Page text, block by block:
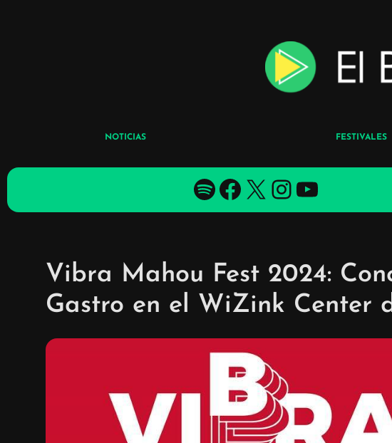
NOTICIAS FESTIVALES
Spotify Facebook X YouTube YouTube
Vibra Mahou Fest 2024:
Gastro en el WiZink Center